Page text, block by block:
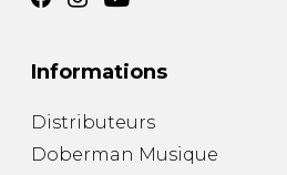
Informations
Distributeurs
Doberman Musique